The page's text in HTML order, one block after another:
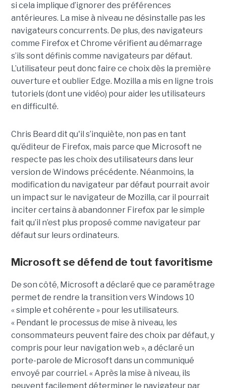
si cela implique d’ignorer des préférences
antérieures. La mise à niveau ne désinstalle pas les
navigateurs concurrents. De plus, des navigateurs
comme Firefox et Chrome vérifient au démarrage
s’ils sont définis comme navigateurs par défaut.
L’utilisateur peut donc faire ce choix dès la première
ouverture et oublier Edge. Mozilla a mis en ligne trois
tutoriels (dont une vidéo) pour aider les utilisateurs
en difficulté.
Chris Beard dit qu'il s’inquiète, non pas en tant
qu’éditeur de Firefox, mais parce que Microsoft ne
respecte pas les choix des utilisateurs dans leur
version de Windows précédente. Néanmoins, la
modification du navigateur par défaut pourrait avoir
un impact sur le navigateur de Mozilla, car il pourrait
inciter certains à abandonner Firefox par le simple
fait qu’il n’est plus proposé comme navigateur par
défaut sur leurs ordinateurs.
Microsoft se défend de tout favoritisme
De son côté, Microsoft a déclaré que ce paramétrage
permet de rendre la transition vers Windows 10
« simple et cohérente » pour les utilisateurs.
« Pendant le processus de mise à niveau, les
consommateurs peuvent faire des choix par défaut, y
compris pour leur navigation web », a déclaré un
porte-parole de Microsoft dans un communiqué
envoyé par courriel. « Après la mise à niveau, ils
peuvent facilement déterminer le navigateur par